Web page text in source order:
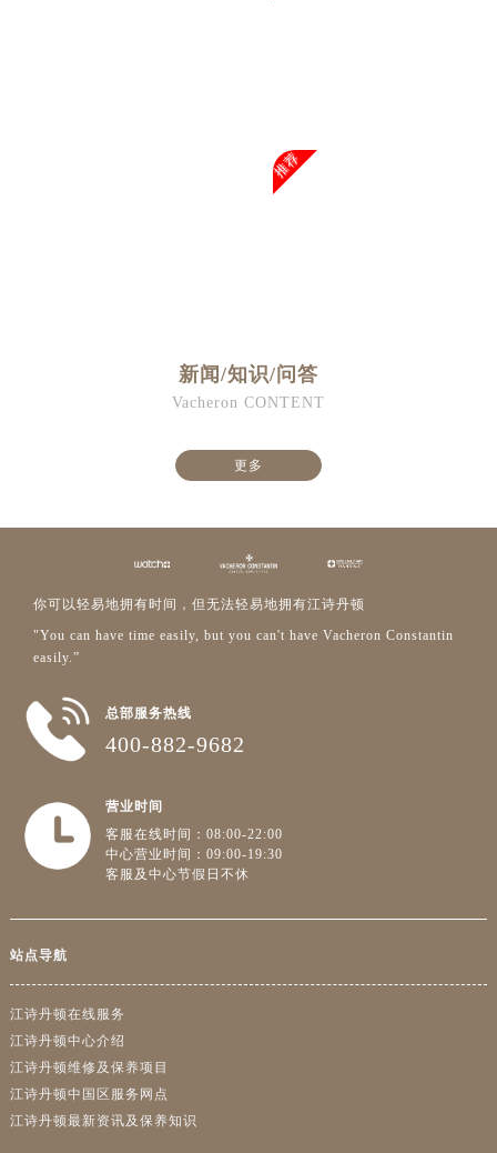
推荐
新闻/知识/问答
Vacheron CONTENT
更多
你可以轻易地拥有时间，但无法轻易地拥有江诗丹顿
"You can have time easily, but you can't have Vacheron Constantin
easily.”
总部服务热线
400-882-9682
营业时间
客服在线时间：08:00-22:00
中心营业时间：09:00-19:30
客服及中心节假日不休
站点导航
江诗丹顿在线服务
江诗丹顿中心介绍
江诗丹顿维修及保养项目
江诗丹顿中国区服务网点
江诗丹顿最新资讯及保养知识